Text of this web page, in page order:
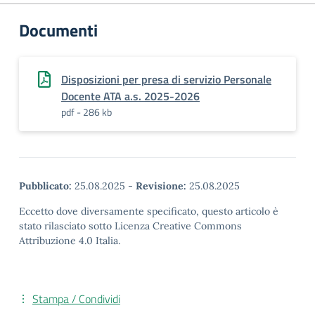
Documenti
Disposizioni per presa di servizio Personale
Docente ATA a.s. 2025-2026
pdf - 286 kb
Pubblicato: 25.08.2025 - Revisione: 25.08.2025
Eccetto dove diversamente specificato, questo articolo è
stato rilasciato sotto Licenza Creative Commons
Attribuzione 4.0 Italia.
Stampa / Condividi